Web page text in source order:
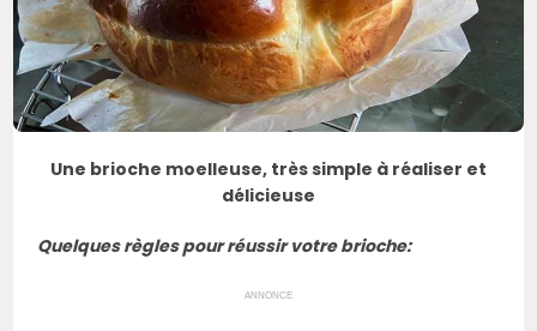
Une brioche moelleuse, très simple à réaliser et
délicieuse
Quelques règles pour réussir votre brioche:
ANNONCE